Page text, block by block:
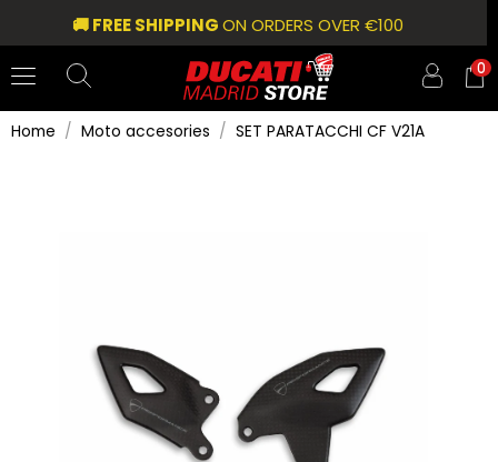
🚚 FREE SHIPPINGON ORDERS OVER €100
0
Home Moto accesories SET PARATACCHI CF V21A